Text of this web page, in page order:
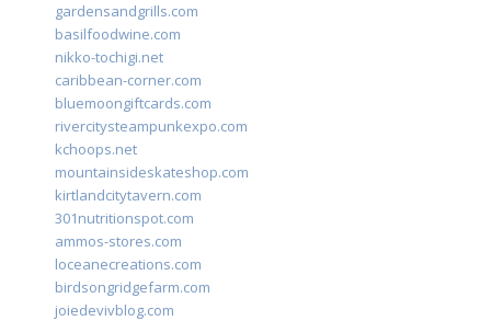
gardensandgrills.com
basilfoodwine.com
nikko-tochigi.net
caribbean-corner.com
bluemoongiftcards.com
rivercitysteampunkexpo.com
kchoops.net
mountainsideskateshop.com
kirtlandcitytavern.com
301nutritionspot.com
ammos-stores.com
loceanecreations.com
birdsongridgefarm.com
joiedevivblog.com